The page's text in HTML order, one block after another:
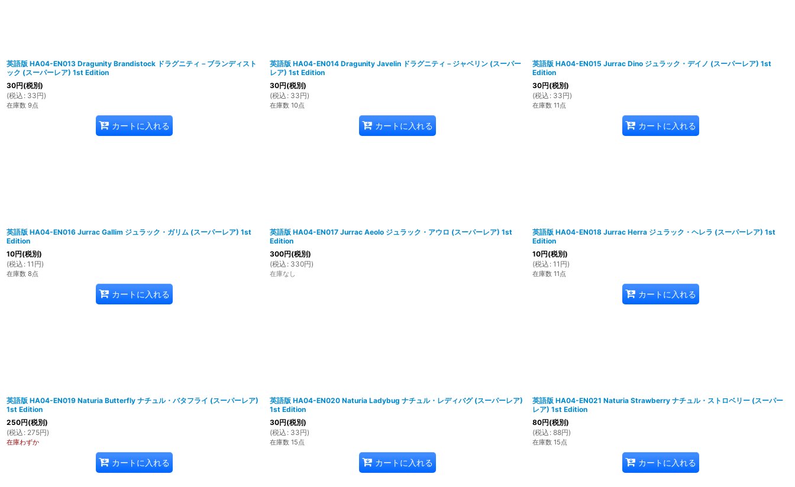
英語版 HA04-EN013 Dragunity Brandistock ドラグニティ－ブランディスト
ック (スーパーレア) 1st Edition
30円(税別)
(税込 : 33円)
在庫数 9点
カートに入れる
英語版 HA04-EN014 Dragunity Javelin ドラグニティ－ジャベリン (スーパー
レア) 1st Edition
30円(税別)
(税込 : 33円)
在庫数 10点
カートに入れる
英語版 HA04-EN015 Jurrac Dino ジュラック・デイノ (スーパーレア) 1st
Edition
30円(税別)
(税込 : 33円)
在庫数 11点
カートに入れる
英語版 HA04-EN016 Jurrac Gallim ジュラック・ガリム (スーパーレア) 1st
Edition
10円(税別)
(税込 : 11 円)
在庫数 8点
カートに入れる
英語版 HA04-EN017 Jurrac Aeolo ジュラック・アウロ (スーパーレア) 1st
Edition
300円(税別)
(税込 : 330円)
在庫なし
英語版 HA04-EN018 Jurrac Herra ジュラック・ヘレラ (スーパーレア) 1st
Edition
10円(税別)
(税込 : 11 円)
在庫数 11点
カートに入れる
英語版 HA04-EN019 Naturia Butterfly ナチュル・バタフライ (スーパーレア)
1st Edition
250円(税別)
(税込 : 275円)
在庫わずか
カートに入れる
英語版 HA04-EN020 Naturia Ladybug ナチュル・レディバグ (スーパーレア)
1st Edition
30円(税別)
(税込 : 33円)
在庫数 15点
カートに入れる
英語版 HA04-EN021 Naturia Strawberry ナチュル・ストロベリー (スーパー
レア) 1st Edition
80円(税別)
(税込 : 88円)
在庫数 15点
カートに入れる